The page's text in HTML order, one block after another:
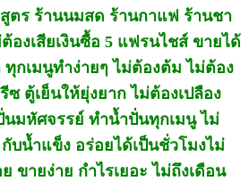
ตร ร้านนมสด ร้านกาแฟ ร้านชา
องเสียเงินซื้อ 5 แฟรนไชส์ ขายได้
ทุกเมนูทำง่ายๆ ไม่ต้องต้ม ไม่ต้อง
ตู้เย็นให้ยุ่งยาก ไม่ต้องเปลือง
มหัศจรรย์ ทำน้ำปั่นทุกเมนู ไม่
บน้ำแข็ง อร่อยได้เป็นชั่วโมงไม่
ขายง่าย กำไรเยอะ ไม่ถึงเดือน